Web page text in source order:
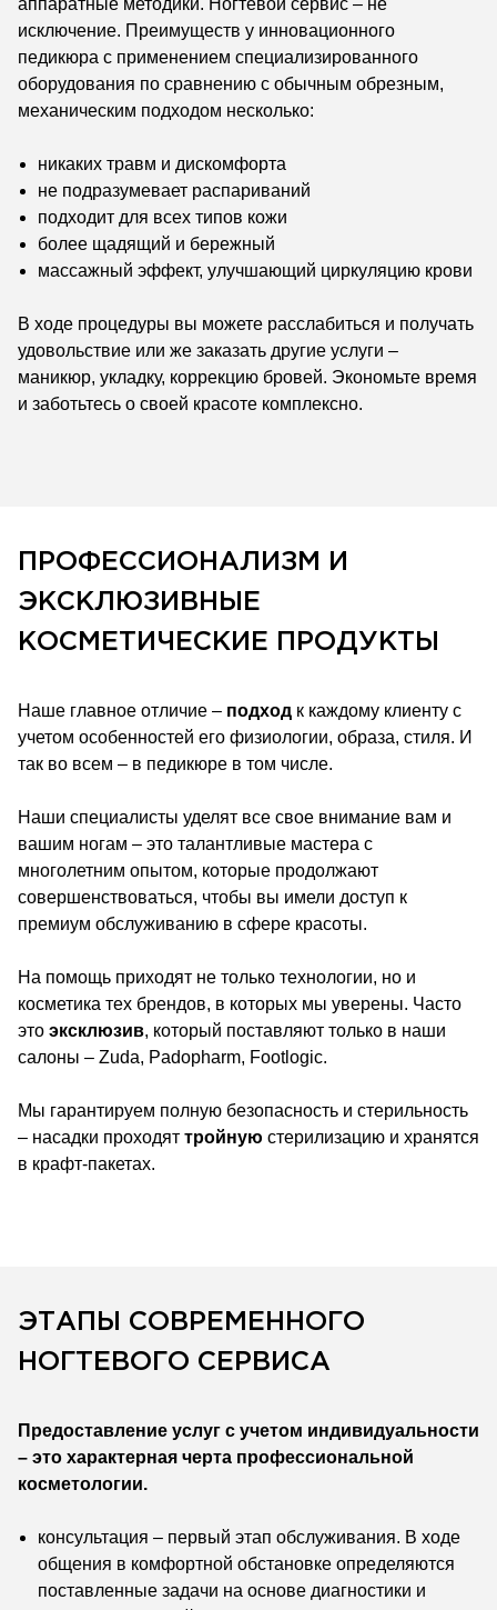
аппаратные методики. Ногтевой сервис – не
исключение. Преимуществ у инновационного
педикюра с применением специализированного
оборудования по сравнению с обычным обрезным,
механическим подходом несколько:
никаких травм и дискомфорта
не подразумевает распариваний
подходит для всех типов кожи
более щадящий и бережный
массажный эффект, улучшающий циркуляцию крови
В ходе процедуры вы можете расслабиться и получать
удовольствие или же заказать другие услуги –
маникюр, укладку, коррекцию бровей. Экономьте время
и заботьтесь о своей красоте комплексно.
ПРОФЕССИОНАЛИЗМ И
ЭКСКЛЮЗИВНЫЕ
КОСМЕТИЧЕСКИЕ ПРОДУКТЫ
Наше главное отличие – подход к каждому клиенту с
учетом особенностей его физиологии, образа, стиля. И
так во всем – в педикюре в том числе.
Наши специалисты уделят все свое внимание вам и
вашим ногам – это талантливые мастера с
многолетним опытом, которые продолжают
совершенствоваться, чтобы вы имели доступ к
премиум обслуживанию в сфере красоты.
На помощь приходят не только технологии, но и
косметика тех брендов, в которых мы уверены. Часто
это эксклюзив, который поставляют только в наши
салоны – Zuda, Padopharm, Footlogic.
Мы гарантируем полную безопасность и стерильность
– насадки проходят тройную стерилизацию и хранятся
в крафт-пакетах.
ЭТАПЫ СОВРЕМЕННОГО
НОГТЕВОГО СЕРВИСА
Предоставление услуг с учетом индивидуальности
– это характерная черта профессиональной
косметологии.
консультация – первый этап обслуживания. В ходе
общения в комфортной обстановке определяются
поставленные задачи на основе диагностики и